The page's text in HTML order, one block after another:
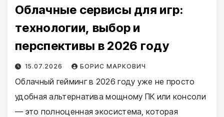
Облачные сервисы для игр:
технологии, выбор и
перспективы в 2026 году
15.07.2026 БОРИС МАРКОВИЧ
Облачный гейминг в 2026 году уже не просто
удобная альтернатива мощному ПК или консоли
— это полноценная экосистема, которая